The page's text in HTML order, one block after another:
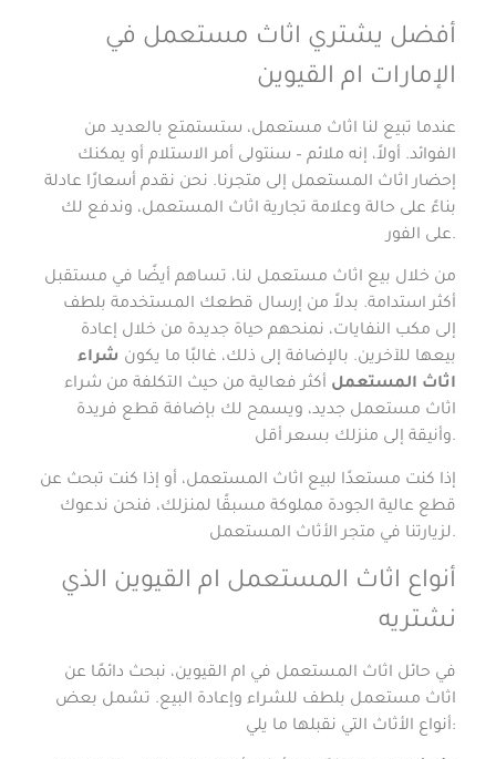
أفضل يشتري اثاث مستعمل في
الإمارات ام القيوين
عندما تبيع لنا اثاث مستعمل، ستستمتع بالعديد من
الفوائد. أولاً، إنه ملائم – سنتولى أمر الاستلام أو يمكنك
إحضار اثاث المستعمل إلى متجرنا. نحن نقدم أسعارًا عادلة
بناءً على حالة وعلامة تجارية اثاث المستعمل، وندفع لك
على الفور.
من خلال بيع اثاث مستعمل لنا، تساهم أيضًا في مستقبل
أكثر استدامة. بدلاً من إرسال قطعك المستخدمة بلطف
إلى مكب النفايات، نمنحهم حياة جديدة من خلال إعادة
بيعها للآخرين. بالإضافة إلى ذلك، غالبًا ما يكون شراء
اثاث المستعمل أكثر فعالية من حيث التكلفة من شراء
اثاث مستعمل جديد، ويسمح لك بإضافة قطع فريدة
وأنيقة إلى منزلك بسعر أقل.
إذا كنت مستعدًا لبيع اثاث المستعمل، أو إذا كنت تبحث عن
قطع عالية الجودة مملوكة مسبقًا لمنزلك، فنحن ندعوك
لزيارتنا في متجر الأثاث المستعمل.
أنواع اثاث المستعمل ام القيوين الذي
نشتريه
في حائل اثاث المستعمل في ام القيوين، نبحث دائمًا عن
اثاث مستعمل بلطف للشراء وإعادة البيع. تشمل بعض
أنواع الأثاث التي نقبلها ما يلي: